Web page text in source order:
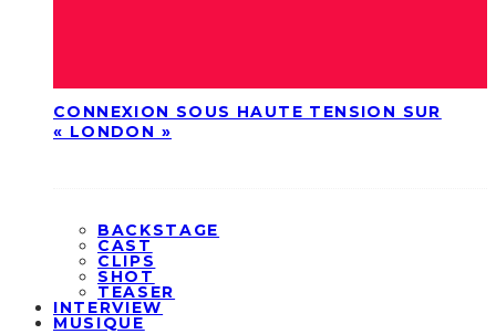
CONNEXION SOUS HAUTE TENSION SUR
« LONDON »
BACKSTAGE
CAST
CLIPS
SHOT
TEASER
INTERVIEW
MUSIQUE